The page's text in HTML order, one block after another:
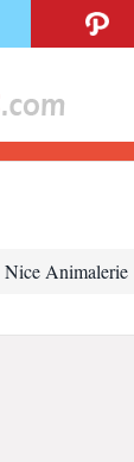
Nice Animalerie